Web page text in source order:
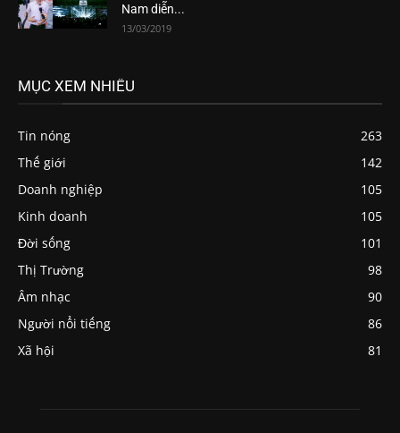
Nam diễn...
13/03/2019
MỤC XEM NHIỀU
Tin nóng
263
Thế giới
142
Doanh nghiệp
105
Kinh doanh
105
Đời sống
101
Thị Trường
98
Âm nhạc
90
Người nổi tiếng
86
Xã hội
81